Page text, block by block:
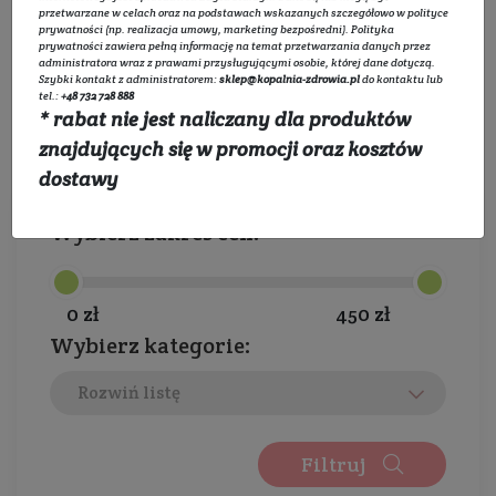
dermokosmetyki, z których słynie marka
Basiclab. Wyróżnia ją prostota i zaawansowane
składniki aktywne o wysokich stężeniach.
Kosmetyki marki Basiclab są konkurencyjne i
ciężko znaleźć podobne produkty wśród innych
polskich marek. Marka ta promuje dbałość o
barierę hydrolipidową skóry oraz edukuje o
naszą skórę.
Marka Basiclab - czym się
charakteryzuje?
Marka Basiclab jest znana głównie z mocno
kosmetyków, które bazują na zaawansowanych
składach o udowodnionym działaniu
Wybierz zakres cen:
0 zł 450 zł
Wybierz kategorie:
Rozwiń listę
Filtruj
przetwarzane w celach oraz na podstawach wskazanych szczegółowo wpolityce
prywatności (np. realizacja umowy, marketing bezpośredni). Polityka
prywatnościzawiera pełną informację na temat przetwarzania danych przez
administratora wraz z prawami przysługującymi osobie, której dane dotyczą.
Szybki kontakt z administratorem:sklep@kopalnia-zdrowia.pldo kontaktu lub
tel.:+48 732 728 888
* rabat nie jest naliczany dla produktów
znajdujących się w promocji oraz kosztów
dostawy